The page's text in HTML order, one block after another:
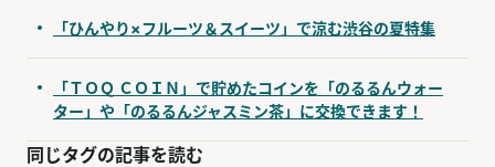
「ひんやり×フルーツ＆スイーツ」で涼む渋谷の夏特集
「ＴＯＱ ＣＯＩＮ」で貯めたコインを「のるるんウォー
ター」や「のるるんジャスミン茶」に交換できます！
同じタグの記事を読む